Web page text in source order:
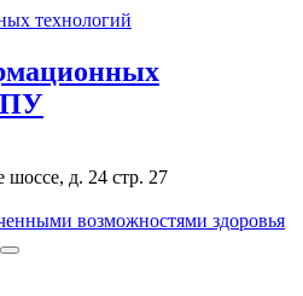
шоссе, д. 24 стр. 27
возможностями здоровья